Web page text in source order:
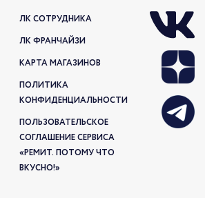
ЛК СОТРУДНИКА
ЛК ФРАНЧАЙЗИ
КАРТА МАГАЗИНОВ
ПОЛИТИКА
КОНФИДЕНЦИАЛЬНОСТИ
ПОЛЬЗОВАТЕЛЬСКОЕ
СОГЛАШЕНИЕ СЕРВИСА
«РЕМИТ. ПОТОМУ ЧТО
ВКУСНО!»